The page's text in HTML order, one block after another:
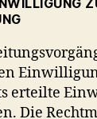
erteilte
Die